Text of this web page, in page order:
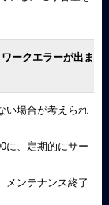
ークエラーが出ま
い場合が考えられ
に、定期的にサー
メンテナンス終了